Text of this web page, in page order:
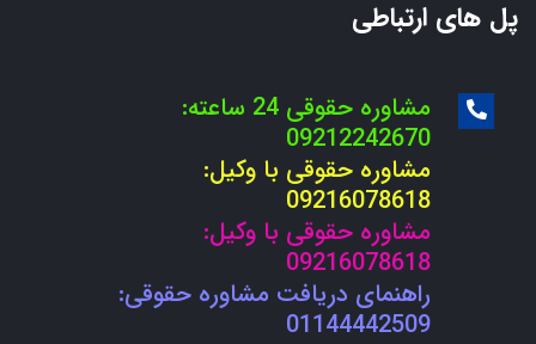
پل های ارتباطی
مشاوره حقوقی 24 ساعته:
09212242670
مشاوره حقوقی با وکیل:
09216078618
مشاوره حقوقی با وکیل:
09216078618
راهنمای دریافت مشاوره حقوقی:
01144442509